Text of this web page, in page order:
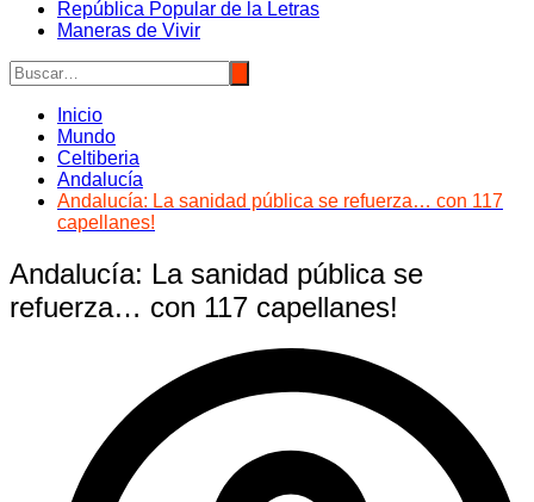
República Popular de la Letras
Maneras de Vivir
Inicio
Mundo
Celtiberia
Andalucía
Andalucía: La sanidad pública se refuerza… con 117
capellanes!
Andalucía: La sanidad pública se
refuerza… con 117 capellanes!